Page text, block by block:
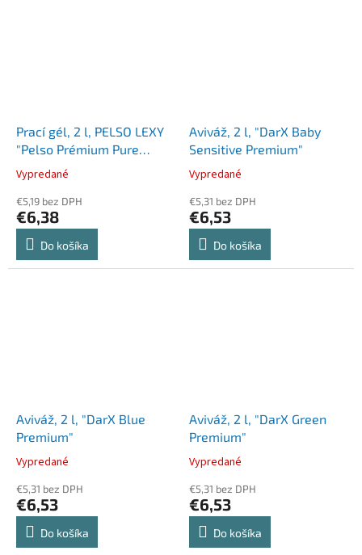
Prací gél, 2 l, PELSO LEXY
"Pelso Prémium Pure
White"
Vypredané
€5,19 bez DPH
€6,38
Do košíka
Aviváž, 2 l, "DarX Baby
Sensitive Premium"
Vypredané
€5,31 bez DPH
€6,53
Do košíka
Aviváž, 2 l, "DarX Blue
Premium"
Vypredané
€5,31 bez DPH
€6,53
Do košíka
Aviváž, 2 l, "DarX Green
Premium"
Vypredané
€5,31 bez DPH
€6,53
Do košíka